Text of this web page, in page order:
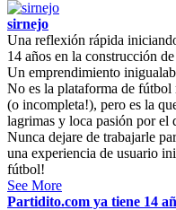
sirnejo
Una reflexión rápida
14 años en la construcción
Un emprendimiento
No es la plataforma de fútbol
(o incompleta!), pero es la
lagrimas y loca pasión por el
Nunca dejare de trabajarle
una experiencia de usuario
fútbol!
See More
Partidito.com ya tiene 14